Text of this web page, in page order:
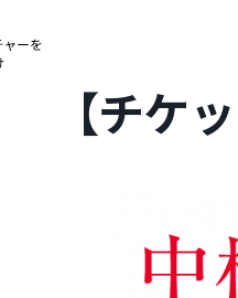
【チケ